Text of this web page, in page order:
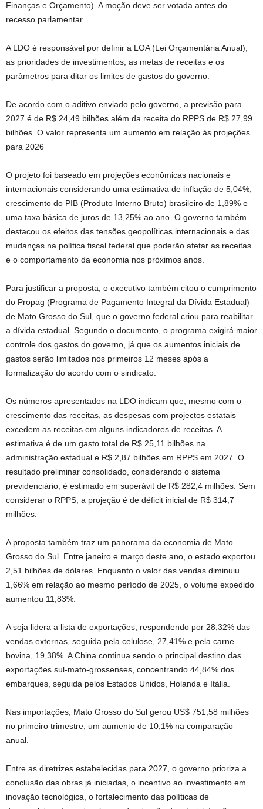
Finanças e Orçamento). A moção deve ser votada antes do
recesso parlamentar.
A LDO é responsável por definir a LOA (Lei Orçamentária Anual),
as prioridades de investimentos, as metas de receitas e os
parâmetros para ditar os limites de gastos do governo.
De acordo com o aditivo enviado pelo governo, a previsão para
2027 é de R$ 24,49 bilhões além da receita do RPPS de R$ 27,99
bilhões. O valor representa um aumento em relação às projeções
para 2026
O projeto foi baseado em projeções econômicas nacionais e
internacionais considerando uma estimativa de inflação de 5,04%,
crescimento do PIB (Produto Interno Bruto) brasileiro de 1,89% e
uma taxa básica de juros de 13,25% ao ano. O governo também
destacou os efeitos das tensões geopolíticas internacionais e das
mudanças na política fiscal federal que poderão afetar as receitas
e o comportamento da economia nos próximos anos.
Para justificar a proposta, o executivo também citou o cumprimento
do Propag (Programa de Pagamento Integral da Dívida Estadual)
de Mato Grosso do Sul, que o governo federal criou para reabilitar
a dívida estadual. Segundo o documento, o programa exigirá maior
controle dos gastos do governo, já que os aumentos iniciais de
gastos serão limitados nos primeiros 12 meses após a
formalização do acordo com o sindicato.
Os números apresentados na LDO indicam que, mesmo com o
crescimento das receitas, as despesas com projectos estatais
excedem as receitas em alguns indicadores de receitas. A
estimativa é de um gasto total de R$ 25,11 bilhões na
administração estadual e R$ 2,87 bilhões em RPPS em 2027. O
resultado preliminar consolidado, considerando o sistema
previdenciário, é estimado em superávit de R$ 282,4 milhões. Sem
considerar o RPPS, a projeção é de déficit inicial de R$ 314,7
milhões.
A proposta também traz um panorama da economia de Mato
Grosso do Sul. Entre janeiro e março deste ano, o estado exportou
2,51 bilhões de dólares. Enquanto o valor das vendas diminuiu
1,66% em relação ao mesmo período de 2025, o volume expedido
aumentou 11,83%.
A soja lidera a lista de exportações, respondendo por 28,32% das
vendas externas, seguida pela celulose, 27,41% e pela carne
bovina, 19,38%. A China continua sendo o principal destino das
exportações sul-mato-grossenses, concentrando 44,84% dos
embarques, seguida pelos Estados Unidos, Holanda e Itália.
Nas importações, Mato Grosso do Sul gerou US$ 751,58 milhões
no primeiro trimestre, um aumento de 10,1% na comparação
anual.
Entre as diretrizes estabelecidas para 2027, o governo prioriza a
conclusão das obras já iniciadas, o incentivo ao investimento em
inovação tecnológica, o fortalecimento das políticas de